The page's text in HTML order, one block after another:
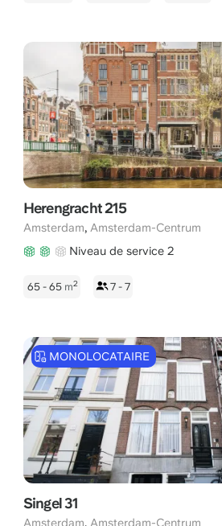
Herengracht 215
Amsterdam, Amsterdam-Centrum
Niveau de service 2
65 - 65 m2 7 - 7
MONOLOCATAIRE
Singel 31
Amsterdam, Amsterdam-Centrum